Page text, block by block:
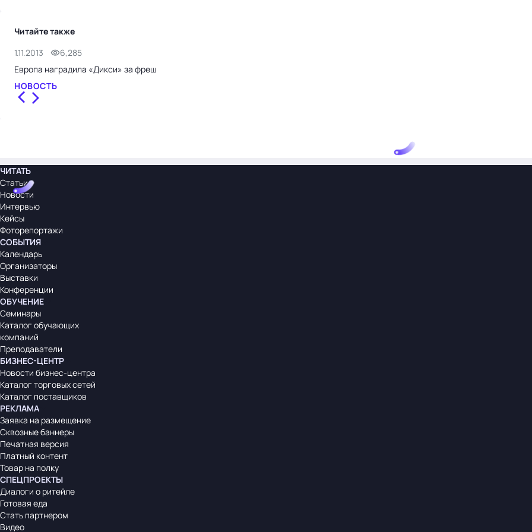
Читайте также
1.11.2013
6,285
Европа наградила «Дикси» за фреш
НОВОСТЬ
ЧИТАТЬ
Статьи
Новости
Интервью
Кейсы
Фоторепортажи
СОБЫТИЯ
Календарь
Организаторы
Выставки
Конференции
ОБУЧЕНИЕ
Семинары
Каталог обучающих
компаний
Преподаватели
БИЗНЕС-ЦЕНТР
Новости бизнес-центра
Каталог торговых сетей
Каталог поставщиков
РЕКЛАМА
Заявка на размещение
Сквозные баннеры
Печатная версия
Платный контент
Товар на полку
СПЕЦПРОЕКТЫ
Диалоги о ритейле
Готовая еда
Стать партнером
Видео